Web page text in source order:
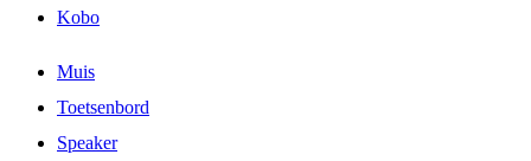
Kobo
Muis
Toetsenbord
Speaker